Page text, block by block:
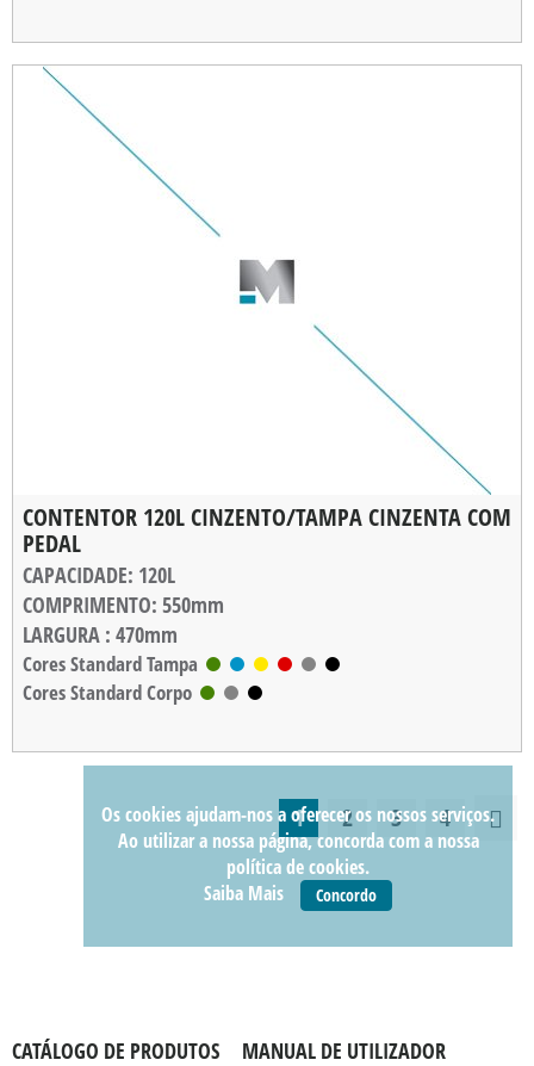
CONTENTOR 120L CINZENTO/TAMPA CINZENTA COM
PEDAL
CAPACIDADE: 120L
COMPRIMENTO: 550mm
LARGURA : 470mm
ALTURA: 900mm
PESO: 6,800kg
Cores Standard Tampa
Cores Standard Corpo
1 2 3 4
CATÁLOGO DE PRODUTOS MANUAL DE UTILIZADOR
Os cookies ajudam-nos a oferecer os nossos serviços.
Ao utilizar a nossa página, concorda com a nossa
política de cookies.
Saiba Mais
Concordo